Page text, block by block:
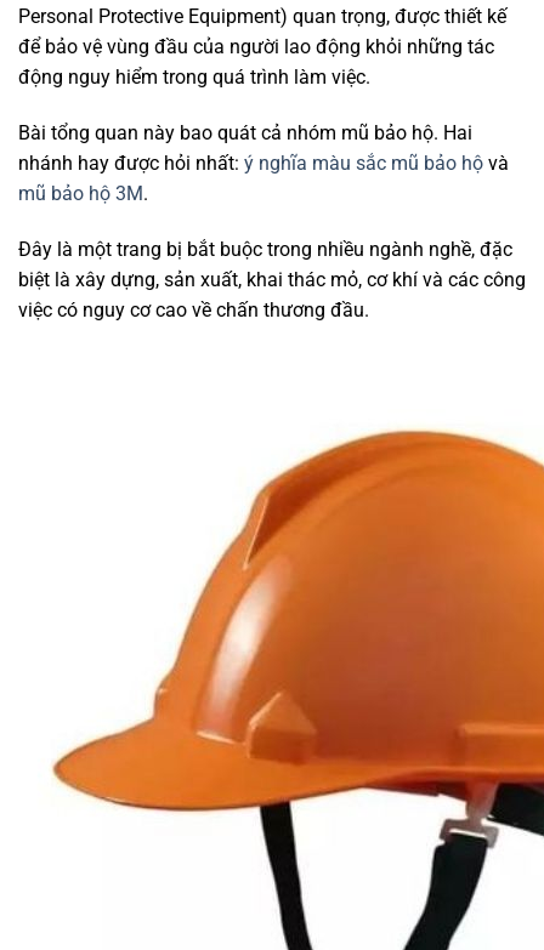
Personal Protective Equipment) quan trọng, được thiết kế
để bảo vệ vùng đầu của người lao động khỏi những tác
động nguy hiểm trong quá trình làm việc.
Bài tổng quan này bao quát cả nhóm mũ bảo hộ. Hai
nhánh hay được hỏi nhất: ý nghĩa màu sắc mũ bảo hộ và
mũ bảo hộ 3M.
Đây là một trang bị bắt buộc trong nhiều ngành nghề, đặc
biệt là xây dựng, sản xuất, khai thác mỏ, cơ khí và các công
việc có nguy cơ cao về chấn thương đầu.